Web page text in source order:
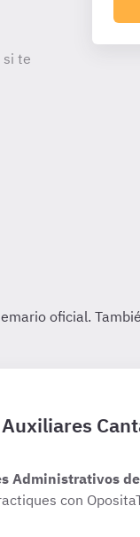
si te
Administrativos
con